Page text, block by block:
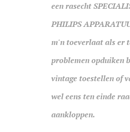
een rasecht
PHILIPS
m'n toeverlaat als er
problemen opduiken
vintage toestellen of
wel eens ten einde
aankloppen.